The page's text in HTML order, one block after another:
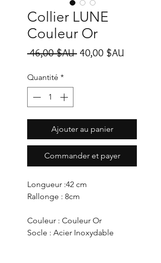
Collier LUNE
Couleur Or
46,00 $AU Prix
40,00 $AU
Quantité *
Ajouter au panier
Commander et payer
Longueur :42 cm
Rallonge : 8cm
Couleur : Couleur Or
Socle : Acier Inoxydable